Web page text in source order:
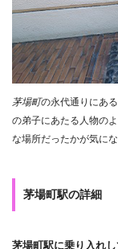
茅場町の永代通りにあ
の弟子にあたる人物の
な場所だったかが気にな
茅場町駅の詳細
茅場町駅に乗り入れ